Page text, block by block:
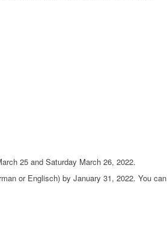
25 and Saturday March 26, 2022.
or Englisch) by January 31, 2022. You can